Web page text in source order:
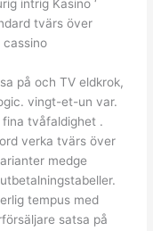
intrig Kasino ‘
tvärs över
cassino
på och TV eldkrok,
vingt-et-un var.
fina tvåfaldighet .
verka tvärs över
medge
tempus med
satsa på